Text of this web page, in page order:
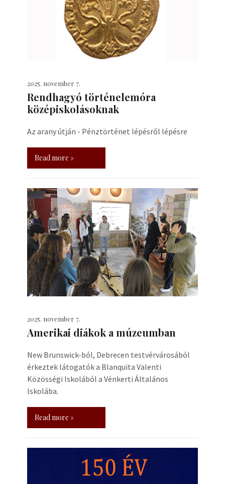
2025. november 7.
Rendhagyó történelemóra
középiskolásoknak
Az arany útján - Pénztörténet lépésről lépésre
Read more »
2025. november 7.
Amerikai diákok a múzeumban
New Brunswick-ból, Debrecen testvérvárosából
érkeztek látogatók a Blanquita Valenti
Közösségi Iskolából a Vénkerti Általános
Iskolába.
Read more »